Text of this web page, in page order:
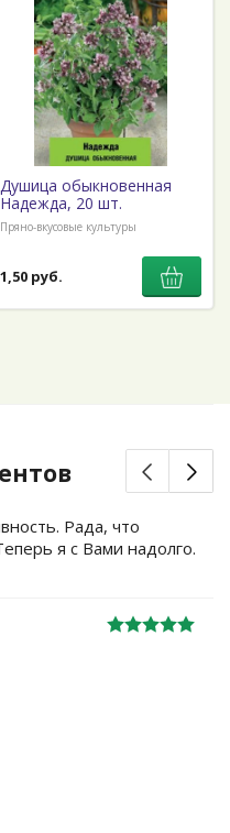
Душица обыкновенная
Надежда, 20 шт.
Пряно-вкусовые культуры
1,50 руб.
Рада, что
я с Вами надолго.